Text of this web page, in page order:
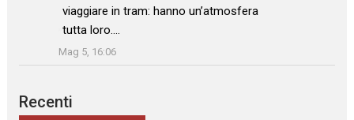
viaggiare in tram: hanno un’atmosfera
tutta loro.…
”
Mag 5, 16:06
Recenti